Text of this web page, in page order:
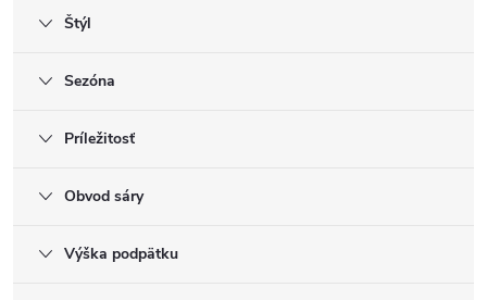
Štýl
Sezóna
Príležitosť
Obvod sáry
Výška podpätku